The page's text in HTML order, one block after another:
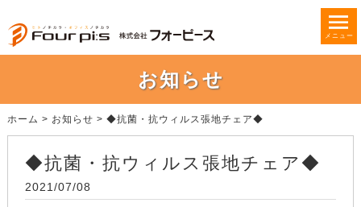
メニュー
お知らせ
ホーム > お知らせ > ◆抗菌・抗ウィルス張地チェア◆
◆抗菌・抗ウィルス張地チェア◆
2021/07/08